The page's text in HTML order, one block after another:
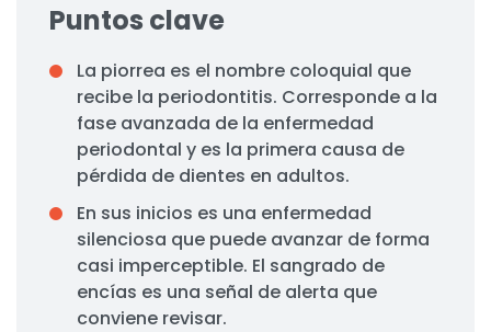
Puntos clave
La piorrea es el nombre coloquial que
recibe la periodontitis. Corresponde a la
fase avanzada de la enfermedad
periodontal y es la primera causa de
pérdida de dientes en adultos.
En sus inicios es una enfermedad
silenciosa que puede avanzar de forma
casi imperceptible. El sangrado de
encías es una señal de alerta que
conviene revisar.